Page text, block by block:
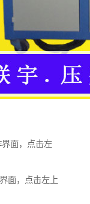
面，点击左
面，点击左上